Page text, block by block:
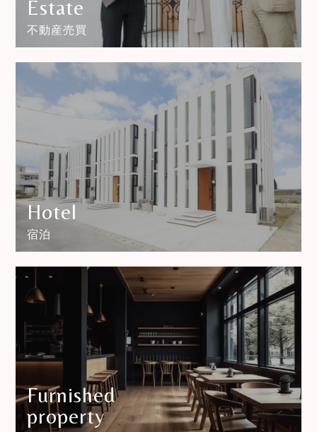
Estate
不動産売買
Hotel
宿泊
Furnished
property